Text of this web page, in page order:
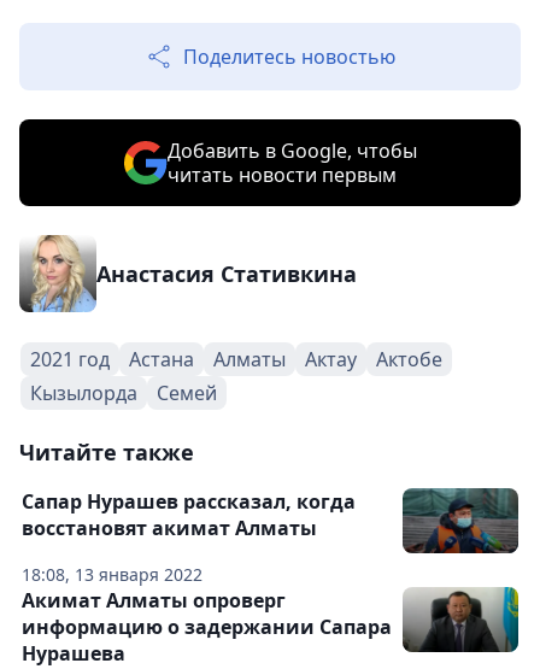
Поделитесь новостью
Добавить в Google, чтобы
читать новости первым
Анастасия Стативкина
2021 год Астана Алматы Актау
Актобе
Кызылорда
Семей
Читайте также
18:08, 13 января 2022
Сапар Нурашев рассказал, когда
восстановят акимат Алматы
Акимат Алматы опроверг
информацию о задержании Сапара
Нурашева